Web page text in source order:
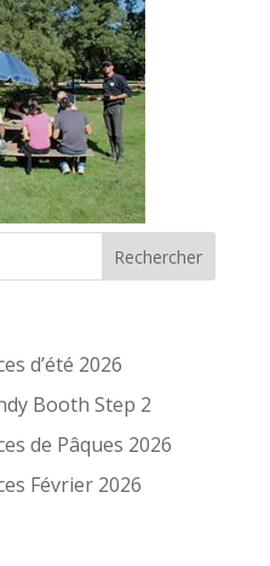
d’été 2026
Booth Step 2
de Pâques 2026
Février 2026